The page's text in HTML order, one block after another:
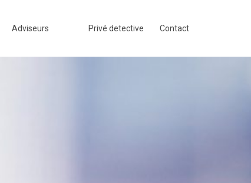
Adviseurs Privé detective Contact